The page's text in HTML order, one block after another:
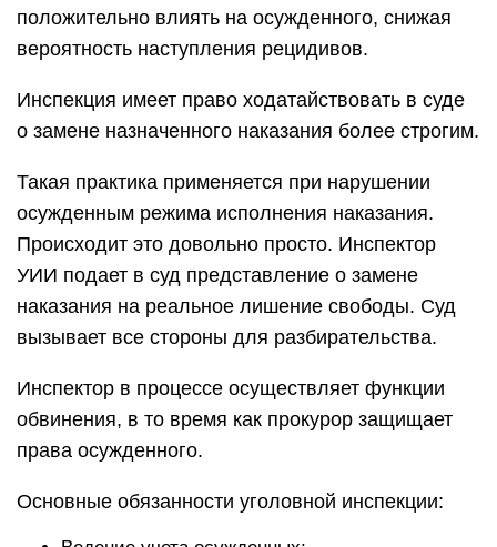
положительно влиять на осужденного, снижая
вероятность наступления рецидивов.
Инспекция имеет право ходатайствовать в суде
о замене назначенного наказания более строгим.
Такая практика применяется при нарушении
осужденным режима исполнения наказания.
Происходит это довольно просто. Инспектор
УИИ подает в суд представление о замене
наказания на реальное лишение свободы. Суд
вызывает все стороны для разбирательства.
Инспектор в процессе осуществляет функции
обвинения, в то время как прокурор защищает
права осужденного.
Основные обязанности уголовной инспекции: